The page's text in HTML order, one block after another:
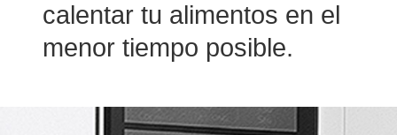
calentar tu alimentos en el
menor tiempo posible.